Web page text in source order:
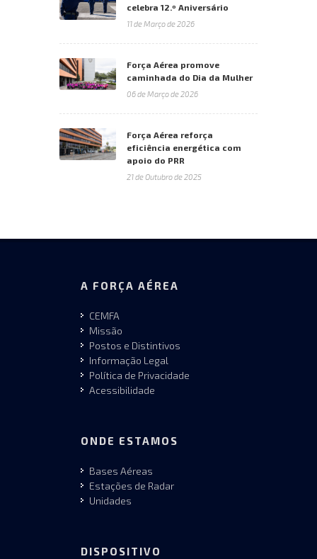
celebra 12.º Aniversário
11 de Março de 2026
Força Aérea promove
caminhada do Dia da Mulher
06 de Março de 2026
Força Aérea reforça
eficiência energética com
apoio do PRR
21 de Outubro de 2025
A FORÇA AÉREA
CEMFA
Missão
Postos e Distintivos
Informação Legal
Política de Privacidade
Acessibilidade
ONDE ESTAMOS
Bases Aéreas
Estações de Radar
Unidades
DISPOSITIVO